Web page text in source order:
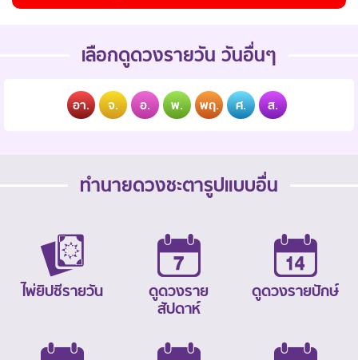
เลือกดูดวงรายวัน วันอื่นๆ
อา. จ. อ. พ. พฤ. ศ. ส.
ทำนายดวงชะตารูปแบบอื่น
ไพ่ยิปซีรายวัน
ดูดวงราย
สัปดาห์
ดูดวงรายปักษ์